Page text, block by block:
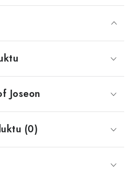
Joseon
(0)